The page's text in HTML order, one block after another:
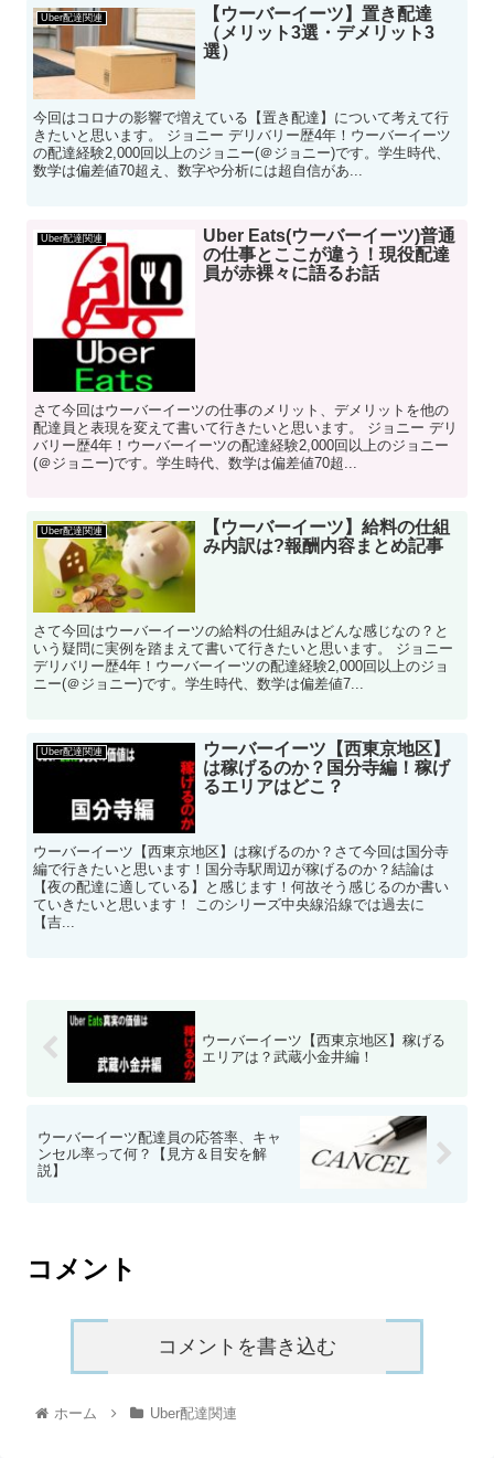
Uber配達関連
【ウーバーイーツ】置き配達
（メリット3選・デメリット3
選）
今回はコロナの影響で増えている【置き配達】について考えて行
きたいと思います。 ジョニー デリバリー歴4年！ウーバーイーツ
の配達経験2,000回以上のジョニー(＠ジョニー)です。学生時代、
数学は偏差値70超え、数字や分析には超自信があ...
Uber配達関連
Uber Eats(ウーバーイーツ)普通
の仕事とここが違う！現役配達
員が赤裸々に語るお話
さて今回はウーバーイーツの仕事のメリット、デメリットを他の
配達員と表現を変えて書いて行きたいと思います。 ジョニー デリ
バリー歴4年！ウーバーイーツの配達経験2,000回以上のジョニー
(＠ジョニー)です。学生時代、数学は偏差値70超...
Uber配達関連
【ウーバーイーツ】給料の仕組
み内訳は?報酬内容まとめ記事
さて今回はウーバーイーツの給料の仕組みはどんな感じなの？と
いう疑問に実例を踏まえて書いて行きたいと思います。 ジョニー
デリバリー歴4年！ウーバーイーツの配達経験2,000回以上のジョ
ニー(＠ジョニー)です。学生時代、数学は偏差値7...
Uber配達関連
ウーバーイーツ【西東京地区】
は稼げるのか？国分寺編！稼げ
るエリアはどこ？
ウーバーイーツ【西東京地区】は稼げるのか？さて今回は国分寺
編で行きたいと思います！国分寺駅周辺が稼げるのか？結論は
【夜の配達に適している】と感じます！何故そう感じるのか書い
ていきたいと思います！ このシリーズ中央線沿線では過去に
【吉...
ウーバーイーツ【西東京地区】稼げる
エリアは？武蔵小金井編！
ウーバーイーツ配達員の応答率、キャ
ンセル率って何？【見方＆目安を解
説】
コメント
コメントを書き込む
ホーム Uber配達関連